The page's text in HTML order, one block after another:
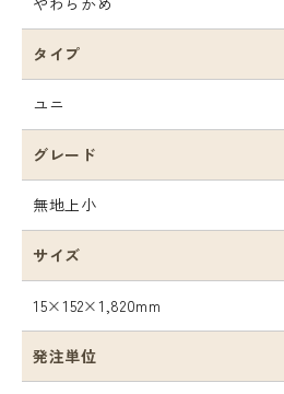
タイプ
ユニ
グレード
無地上小
サイズ
15×152×1,820mm
発注単位